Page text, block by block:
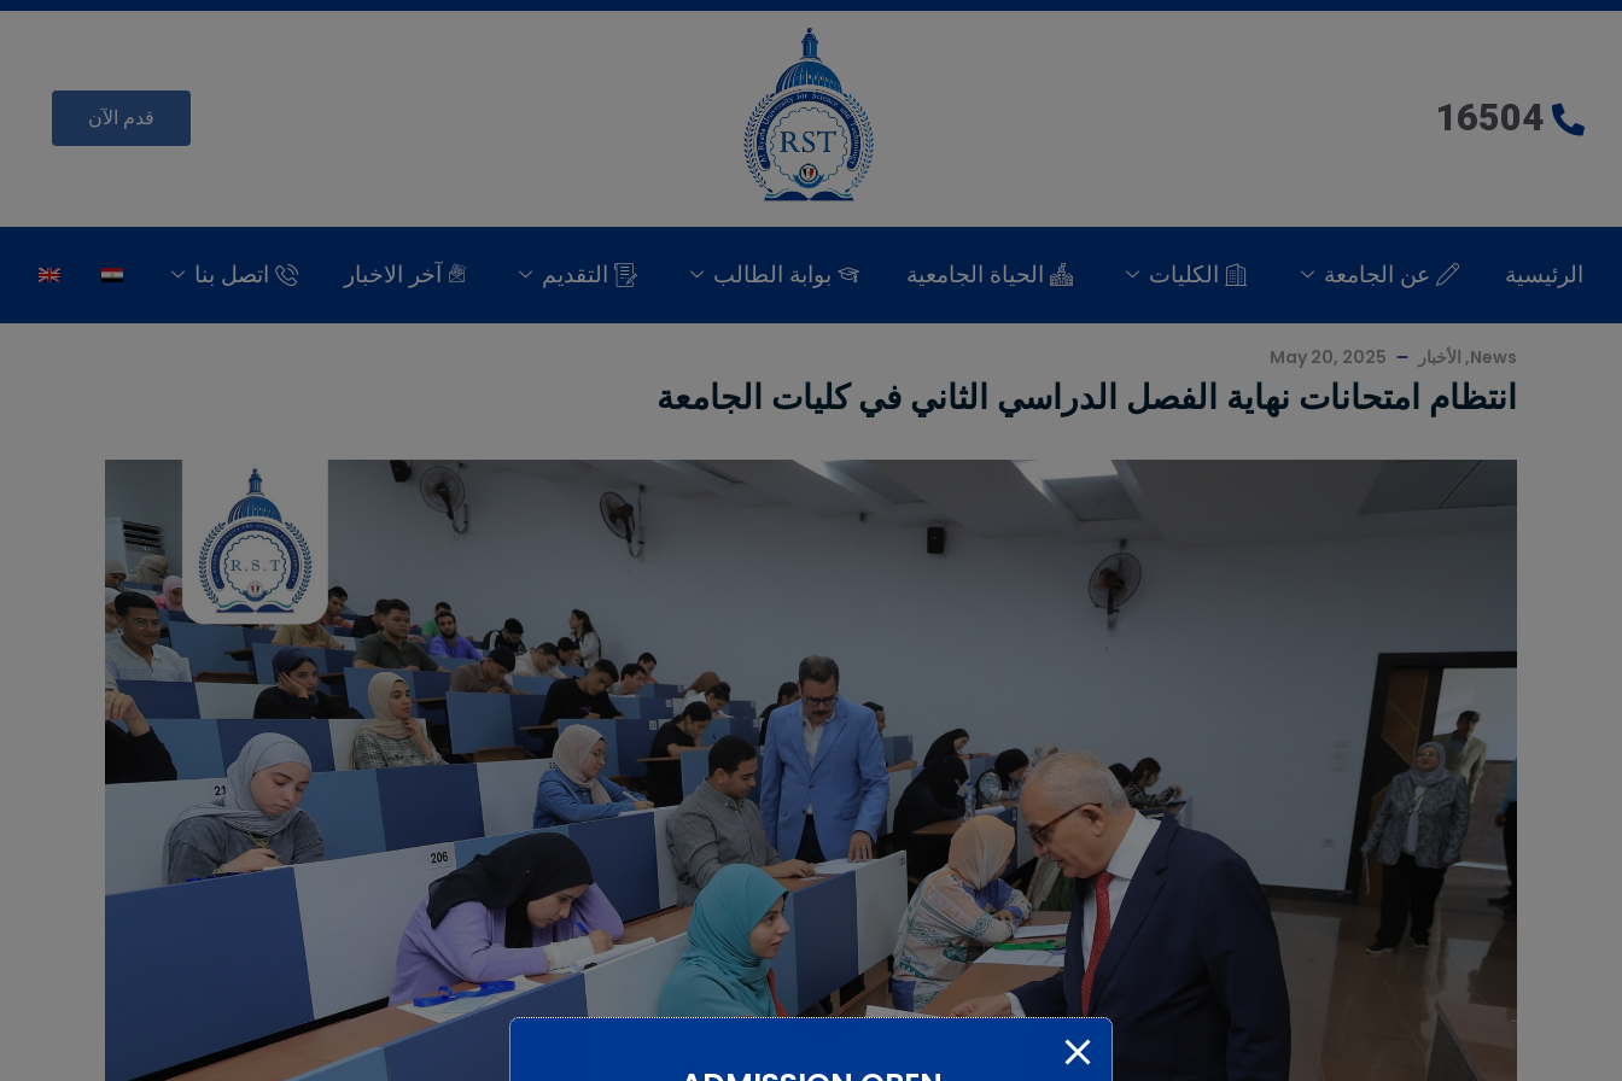
16504 قدم الآن
الرئيسية عن الجامعة الكليات الحياة الجامعية بوابة الطالب التقديم آخر الاخبار اتصل بنا
News
, الأخبار May 20, 2025
انتظام امتحانات نهاية الفصل الدراسي الثاني في كليات الجامعة